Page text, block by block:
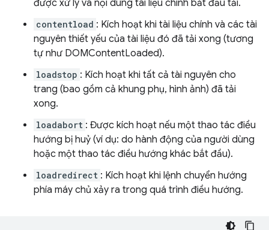
được xử lý và nội dung tài liệu chính bắt đầu tải.
contentload : Kích hoạt khi tài liệu chính và các tài
nguyên thiết yếu của tài liệu đó đã tải xong (tương
tự như DOMContentLoaded).
loadstop : Kích hoạt khi tất cả tài nguyên cho
trang (bao gồm cả khung phụ, hình ảnh) đã tải
xong.
loadabort : Được kích hoạt nếu một thao tác điều
hướng bị huỷ (ví dụ: do hành động của người dùng
hoặc một thao tác điều hướng khác bắt đầu).
loadredirect : Kích hoạt khi lệnh chuyển hướng
phía máy chủ xảy ra trong quá trình điều hướng.